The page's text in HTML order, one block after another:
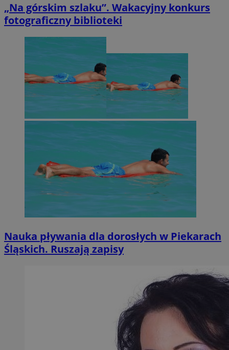
„Na górskim szlaku”. Wakacyjny konkurs
fotograficzny biblioteki
Nauka pływania dla dorosłych w Piekarach
Śląskich. Ruszają zapisy